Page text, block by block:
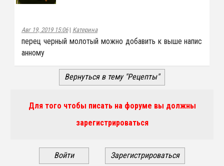
Авг 19, 2019 15:06| Катерина
перец черный молотый можно добавить к выше напис
анному
Вернуться в тему "Рецепты"
Для того чтобы писать на форуме вы должны
зарегистрироваться
Войти Зарегистрироваться